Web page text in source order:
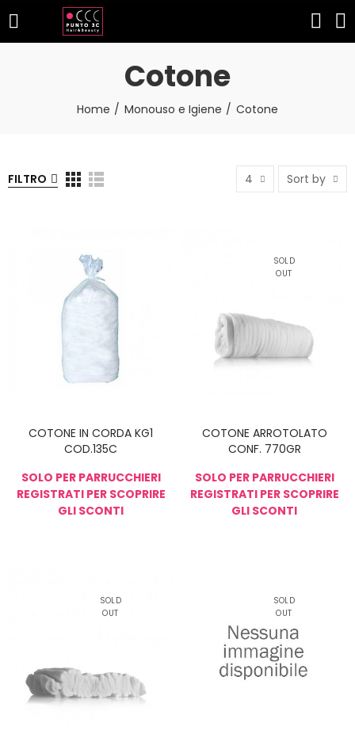
Cotone
Home Monouso e Igiene Cotone
FILTRO 4 Sort by
COTONE IN CORDA KG1
COD.135C
SOLO PER PARRUCCHIERI
REGISTRATI PER SCOPRIRE
GLI SCONTI
SOLD
OUT
COTONE ARROTOLATO
CONF. 770GR
SOLO PER PARRUCCHIERI
REGISTRATI PER SCOPRIRE
GLI SCONTI
SOLD
OUT
SOLD
OUT